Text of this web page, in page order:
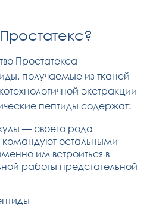
Простатекса —
получаемые из тканей
экстракции
пептиды содержат:
— своего рода
командуют остальными
им встроиться в
работы предстательной